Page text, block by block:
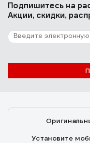
139
Отзыв о Gardena 40
Светлана А.
Подпишитесь на
Акции, скидки,
Установите